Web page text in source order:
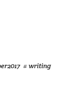
# writing